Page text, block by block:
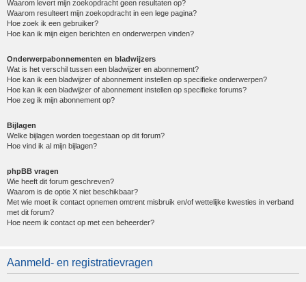
Waarom levert mijn zoekopdracht geen resultaten op?
Waarom resulteert mijn zoekopdracht in een lege pagina?
Hoe zoek ik een gebruiker?
Hoe kan ik mijn eigen berichten en onderwerpen vinden?
Onderwerpabonnementen en bladwijzers
Wat is het verschil tussen een bladwijzer en abonnement?
Hoe kan ik een bladwijzer of abonnement instellen op specifieke onderwerpen?
Hoe kan ik een bladwijzer of abonnement instellen op specifieke forums?
Hoe zeg ik mijn abonnement op?
Bijlagen
Welke bijlagen worden toegestaan op dit forum?
Hoe vind ik al mijn bijlagen?
phpBB vragen
Wie heeft dit forum geschreven?
Waarom is de optie X niet beschikbaar?
Met wie moet ik contact opnemen omtrent misbruik en/of wettelijke kwesties in verband
met dit forum?
Hoe neem ik contact op met een beheerder?
Aanmeld- en registratievragen